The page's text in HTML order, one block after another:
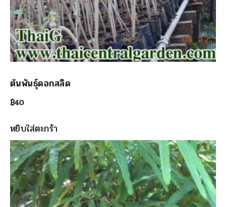
ต้นพันธุ์ดอกสลิด
฿40
หยิบใส่ตะกร้า